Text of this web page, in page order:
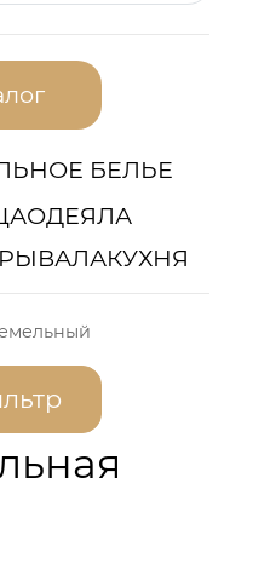
БЕЛЬЕ
ОДЕЯЛА
КУХНЯ